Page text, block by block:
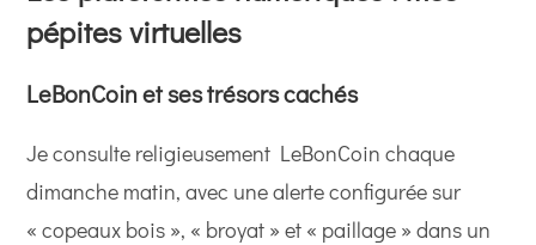
pépites virtuelles
LeBonCoin et ses trésors cachés
Je consulte religieusement LeBonCoin chaque
dimanche matin, avec une alerte configurée sur
« copeaux bois », « broyat » et « paillage » dans un